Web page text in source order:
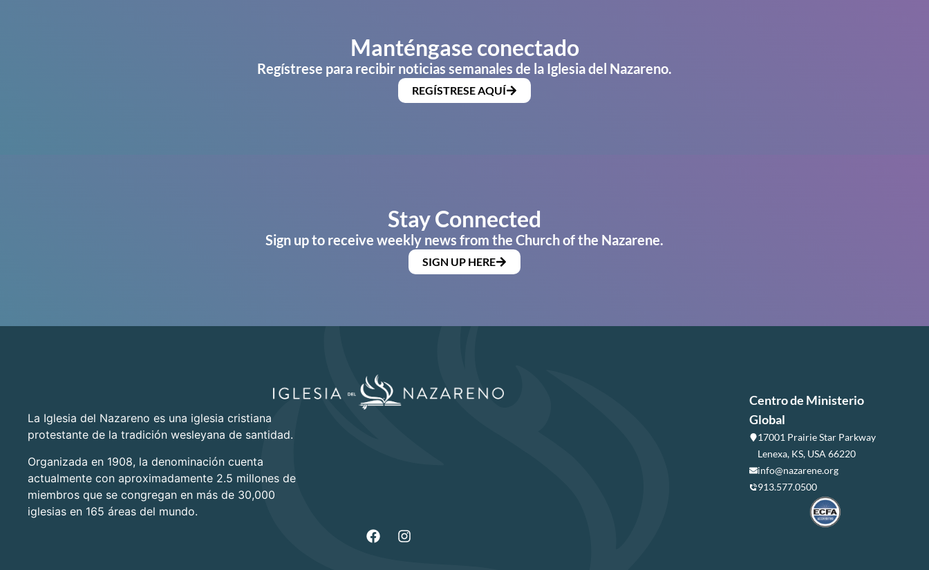
Manténgase conectado
Regístrese para recibir noticias semanales de la Iglesia del Nazareno.
REGÍSTRESE AQUÍ
Stay Connected
Sign up to receive weekly news from the Church of the Nazarene.
SIGN UP HERE
La Iglesia del Nazareno es una iglesia cristiana
protestante de la tradición wesleyana de santidad.
Organizada en 1908, la denominación cuenta
actualmente con aproximadamente 2.5 millones de
miembros que se congregan en más de 30,000
iglesias en 165 áreas del mundo.
Centro de Ministerio
Global
17001 Prairie Star Parkway
Lenexa, KS, USA 66220
info@nazarene.org
913.577.0500